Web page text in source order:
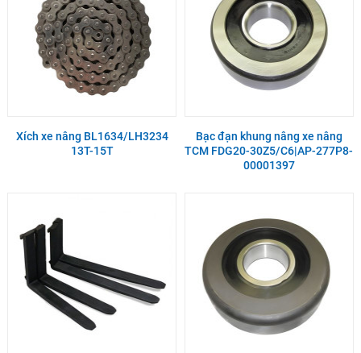
Xích xe nâng BL1634/LH3234
13T-15T
Bạc đạn khung nâng xe nâng
TCM FDG20-30Z5/C6|AP-277P8-
00001397